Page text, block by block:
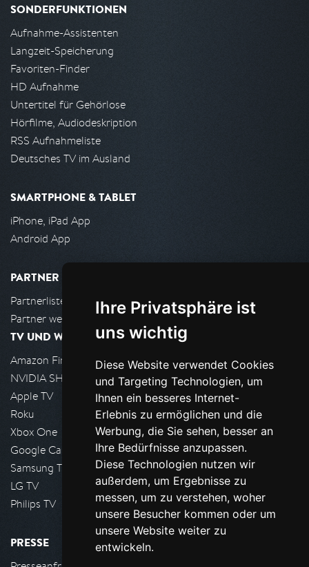
Ihre Privatsphäre ist
uns wichtig
Diese Website verwendet Cookies
und Targeting Technologien, um
Ihnen ein besseres Internet-
Erlebnis zu ermöglichen und die
Werbung, die Sie sehen, besser an
Ihre Bedürfnisse anzupassen.
Diese Technologien nutzen wir
außerdem, um Ergebnisse zu
messen, um zu verstehen, woher
unsere Besucher kommen oder um
unsere Website weiter zu
entwickeln.
SONDERFUNKTIONEN
Aufnahme-Assistenten
Langzeit-Speicherung
Favoriten-Finder
HD Aufnahme
Untertitel für Gehörlose
Hörfilme, Audiodeskription
RSS Aufnahmeliste
Deutsches TV im Ausland
SMARTPHONE & TABLET
iPhone, iPad App
Android App
PARTNER
Partnerliste
Partner werden
TV UND WOHNZIMMER
Amazon FireTV
NVIDIA SHIELD, Google TV
Apple TV
Roku
Xbox One
Google Cast
Samsung TV
LG TV
Philips TV
PRESSE